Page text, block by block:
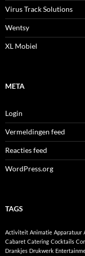
Virus Track Solutions
Wentsy
XL Mobiel
META
Login
Vermeldingen feed
Reacties feed
WordPress.org
TAGS
Activiteit Animatie Apparatuur
Cabaret Catering Cocktails
Drankjes Drukwerk